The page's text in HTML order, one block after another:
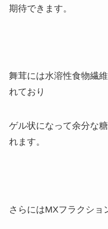
期待できます。
舞茸には水溶性食物繊
れており
ゲル状になって余分な
れます。
さらにはMXフラクショ